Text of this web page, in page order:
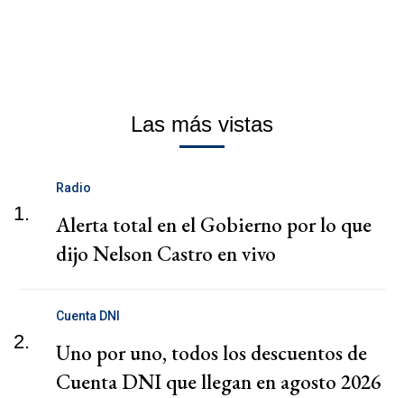
Las más vistas
1.
Radio
Alerta total en el Gobierno por lo que
dijo Nelson Castro en vivo
2.
Cuenta DNI
Uno por uno, todos los descuentos de
Cuenta DNI que llegan en agosto 2026